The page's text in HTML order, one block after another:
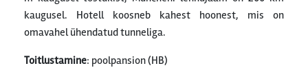
kaugusel. Hotell koosneb kahest hoonest, mis on
omavahel ühendatud tunneliga.
Toitlustamine: poolpansion (HB)